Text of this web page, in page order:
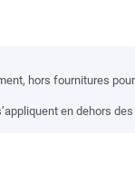
hors fournitures
en dehors